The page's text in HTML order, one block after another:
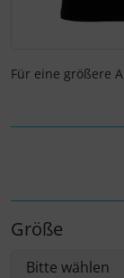
Für eine größere
Größe